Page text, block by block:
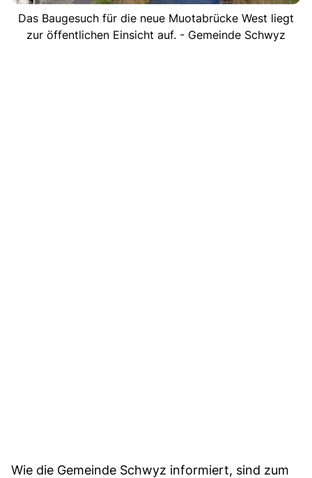
Das Baugesuch für die neue Muotabrücke West liegt
zur öffentlichen Einsicht auf. - Gemeinde Schwyz
Wie die Gemeinde Schwyz informiert, sind zum